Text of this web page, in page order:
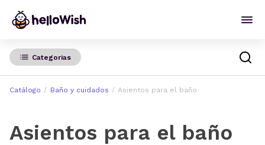
Categorias
Catálogo Baño y cuidados Asientos para el baño
Asientos para el baño